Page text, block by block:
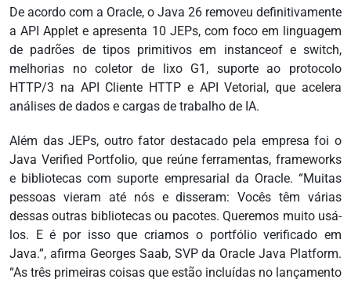
De acordo com a Oracle, o Java 26 removeu definitivamente
a API Applet e apresenta 10 JEPs, com foco em linguagem
de padrões de tipos primitivos em instanceof e switch,
melhorias no coletor de lixo G1, suporte ao protocolo
HTTP/3 na API Cliente HTTP e API Vetorial, que acelera
análises de dados e cargas de trabalho de IA.
Além das JEPs, outro fator destacado pela empresa foi o
Java Verified Portfolio, que reúne ferramentas, frameworks
e bibliotecas com suporte empresarial da Oracle. “Muitas
pessoas vieram até nós e disseram: Vocês têm várias
dessas outras bibliotecas ou pacotes. Queremos muito usá-
los. E é por isso que criamos o portfólio verificado em
Java.”, afirma Georges Saab, SVP da Oracle Java Platform.
“As três primeiras coisas que estão incluídas no lançamento